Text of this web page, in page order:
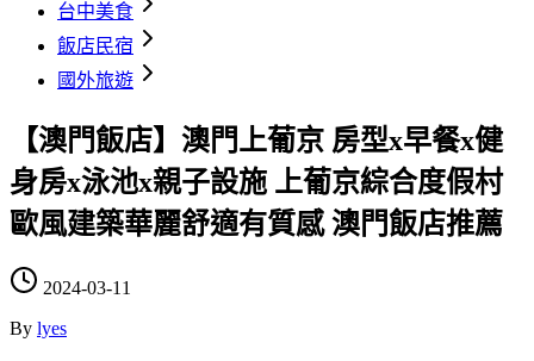
台中美食
飯店民宿
國外旅遊
【澳門飯店】澳門上葡京 房型x早餐x健
身房x泳池x親子設施 上葡京綜合度假村
歐風建築華麗舒適有質感 澳門飯店推薦
2024-03-11
By lyes